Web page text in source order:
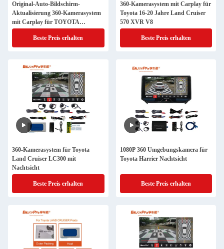
Original-Auto-Bildschirm-
Aktualisierung 360-Kamerasystem
mit Carplay für TOYOTA
CENTURY
Beste Preis erhalten
360-Kamerasystem mit Carplay für
Toyota 16-20 Jahre Land Cruiser
570 XVR V8
Beste Preis erhalten
360-Kamerasystem für Toyota
Land Cruiser LC300 mit
Nachtsicht
Beste Preis erhalten
1080P 360 Umgebungskamera für
Toyota Harrier Nachtsicht
Beste Preis erhalten